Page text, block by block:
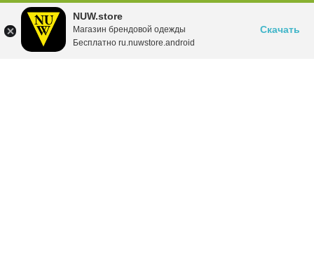
NUW.store
Магазин брендовой одежды
Бесплатно ru.nuwstore.android
Скачать